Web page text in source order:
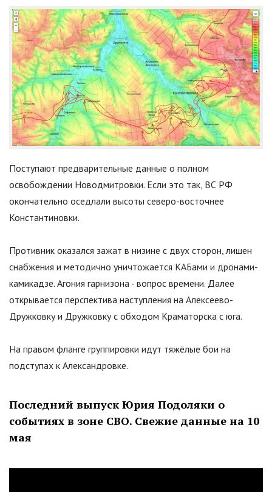
Поступают предварительные данные о полном
освобождении Новодмитровки. Если это так, ВС РФ
окончательно оседлали высоты северо-восточнее
Константиновки.
Противник оказался зажат в низине с двух сторон, лишен
снабжения и методично уничтожается КАБами и дронами-
камикадзе. Агония гарнизона - вопрос времени. Далее
открывается перспектива наступления на Алексеево-
Дружковку и Дружковку с обходом Краматорска с юга.
На правом фланге группировки идут тяжёлые бои на
подступах к Александровке.
Последний выпуск Юрия Подоляки о
событиях в зоне СВО. Свежие данные на 10
мая